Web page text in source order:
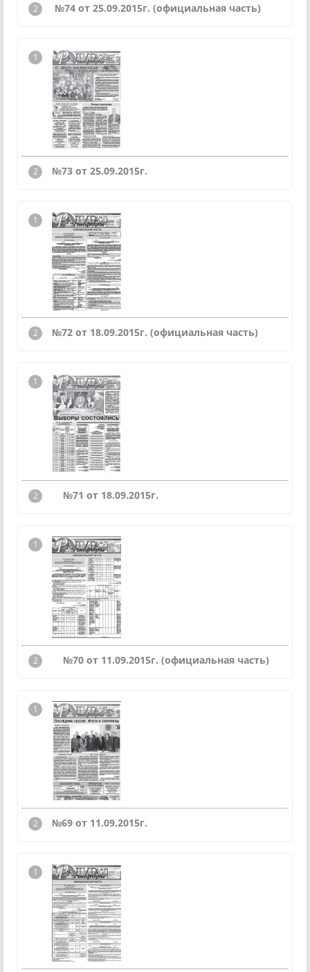
№74 от 25.09.2015г. (официальная часть)
№73 от 25.09.2015г.
№72 от 18.09.2015г. (официальная часть)
№71 от 18.09.2015г.
№70 от 11.09.2015г. (официальная часть)
№69 от 11.09.2015г.